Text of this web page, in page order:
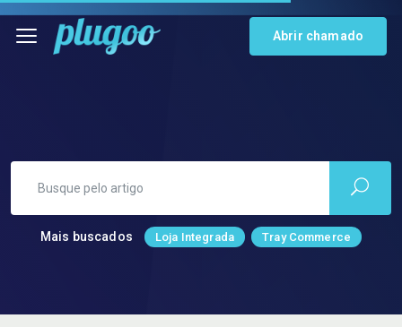
Abrir chamado
Mais buscados Loja Integrada Tray Commerce